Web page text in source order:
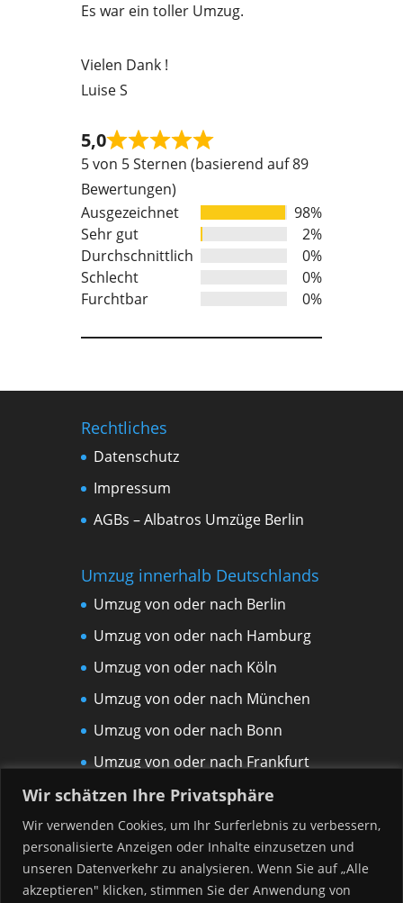
Wir schätzen Ihre Privatsphäre
Wir verwenden Cookies, um Ihr Surferlebnis zu verbessern,
personalisierte Anzeigen oder Inhalte einzusetzen und
unseren Datenverkehr zu analysieren. Wenn Sie auf „Alle
akzeptieren" klicken, stimmen Sie der Anwendung von
5
Es war ein toller Umzug.
Vielen Dank !
Luise S
5,0
Rated
out
5
5 von 5 Sternen (basierend auf 89
Bewertungen)
Ausgezeichnet
98%
Sehr gut
2%
Durchschnittlich
0%
Schlecht
0%
Furchtbar
0%
Rechtliches
Datenschutz
Impressum
AGBs – Albatros Umzüge Berlin
Umzug innerhalb Deutschlands
Umzug von oder nach Berlin
Umzug von oder nach Hamburg
Umzug von oder nach Köln
Umzug von oder nach München
Umzug von oder nach Bonn
Umzug von oder nach Frankfurt
am Main
Umzug von oder nach Leipzig
Umzug von oder nach Rostock
Umzug von oder nach Düsseldorf